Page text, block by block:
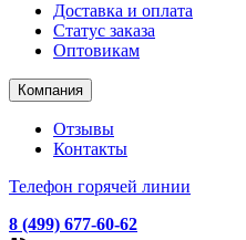
Доставка и оплата
Статус заказа
Оптовикам
Компания
Отзывы
Контакты
Телефон горячей линии
8 (499) 677-60-62